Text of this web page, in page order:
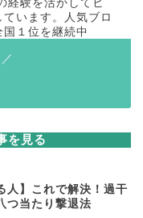
経験を活かしてヒ
います。人気ブロ
１位を継続中
を見る
人】これで解決！過干
つ当たり撃退法